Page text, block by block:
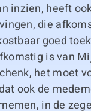
inzien, heeft
die
goed
is van
het moet
ook de
in de